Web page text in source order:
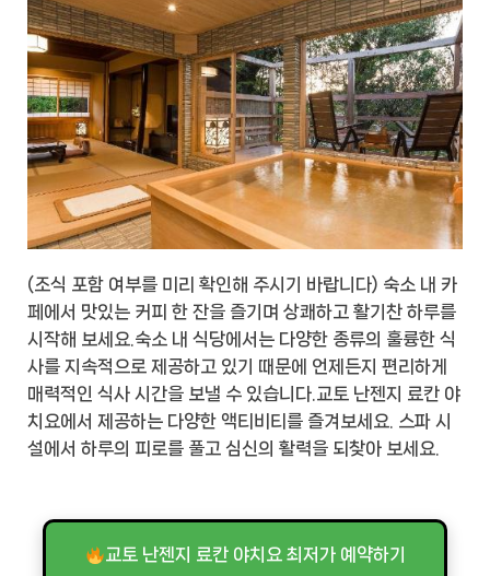
(조식 포함 여부를 미리 확인해 주시기 바랍니다) 숙소 내 카
페에서 맛있는 커피 한 잔을 즐기며 상쾌하고 활기찬 하루를
시작해 보세요.숙소 내 식당에서는 다양한 종류의 훌륭한 식
사를 지속적으로 제공하고 있기 때문에 언제든지 편리하게
매력적인 식사 시간을 보낼 수 있습니다.교토 난젠지 료칸 야
치요에서 제공하는 다양한 액티비티를 즐겨보세요. 스파 시
설에서 하루의 피로를 풀고 심신의 활력을 되찾아 보세요.
교토 난젠지 료칸 야치요 최저가 예약하기